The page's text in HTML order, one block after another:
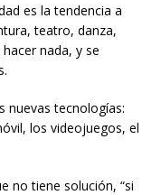
es la tendencia a
teatro, danza,
nada, y se
nuevas tecnologías:
los videojuegos, el
no tiene solución, “si